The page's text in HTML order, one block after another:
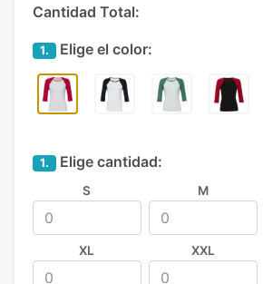
Cantidad Total:
1. Elige el color:
1. Elige cantidad:
S M
XL XXL